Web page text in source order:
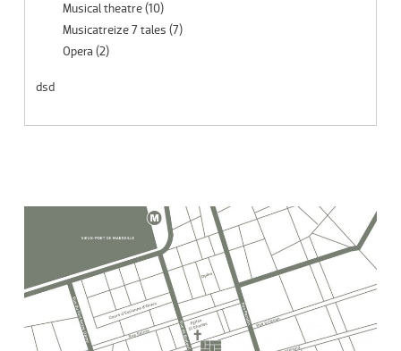
Musical theatre(10)
Musicatreize 7 tales (7)
Opera (2)
dsd